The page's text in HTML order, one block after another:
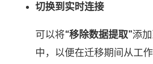
切换到实时连接
可以将“移除数据提取”添
中，以便在迁移期间从工